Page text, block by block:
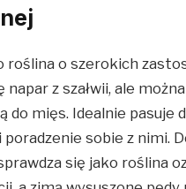
roślina o szerokich
napar z szałwii, ale
do mięs. Idealnie
poradzenie sobie z nimi.
się jako roślina